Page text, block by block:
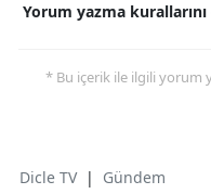
Yorum yazma kurallarını
* Bu içerik ile ilgili yorum
Dicle TV | Gündem